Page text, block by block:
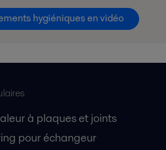
hygiéniques en vidéo
à plaques et joints
pour échangeur